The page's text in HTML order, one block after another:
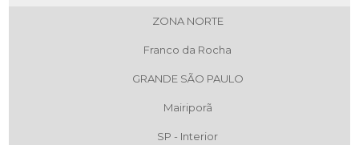
ZONA NORTE
Franco da Rocha
GRANDE SÃO PAULO
Mairiporã
SP - Interior